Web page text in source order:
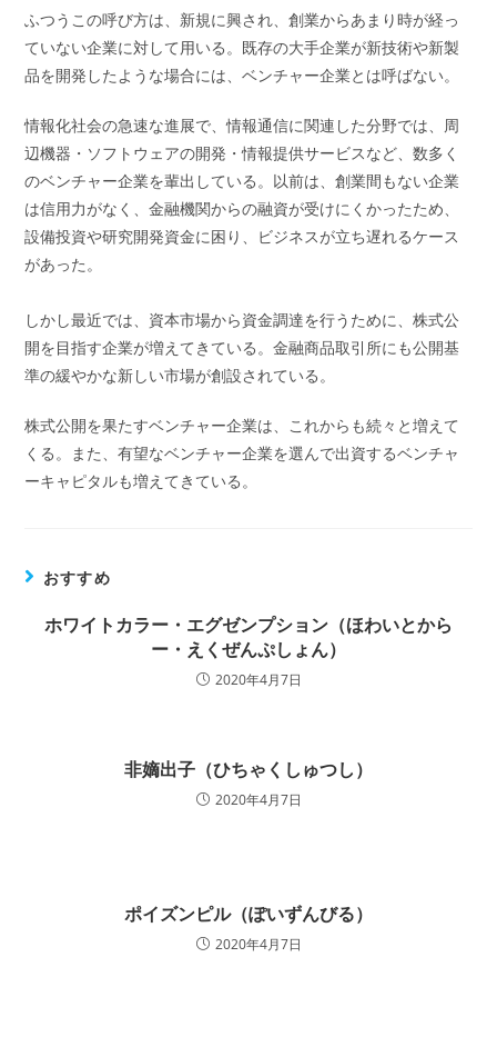
ふつうこの呼び方は、新規に興され、創業からあまり時が経っ
ていない企業に対して用いる。既存の大手企業が新技術や新製
品を開発したような場合には、ベンチャー企業とは呼ばない。
情報化社会の急速な進展で、情報通信に関連した分野では、周
辺機器・ソフトウェアの開発・情報提供サービスなど、数多く
のベンチャー企業を輩出している。以前は、創業間もない企業
は信用力がなく、金融機関からの融資が受けにくかったため、
設備投資や研究開発資金に困り、ビジネスが立ち遅れるケース
があった。
しかし最近では、資本市場から資金調達を行うために、株式公
開を目指す企業が増えてきている。金融商品取引所にも公開基
準の緩やかな新しい市場が創設されている。
株式公開を果たすベンチャー企業は、これからも続々と増えて
くる。また、有望なベンチャー企業を選んで出資するベンチャ
ーキャピタルも増えてきている。
おすすめ
ホワイトカラー・エグゼンプション（ほわいとから
ー・えくぜんぷしょん）
2020年4月7日
非嫡出子（ひちゃくしゅつし）
2020年4月7日
ポイズンピル（ぽいずんびる）
2020年4月7日